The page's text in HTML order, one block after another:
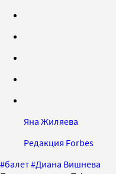
Яна Жиляева
Редакция Forbes
#балет#Диана Вишнева